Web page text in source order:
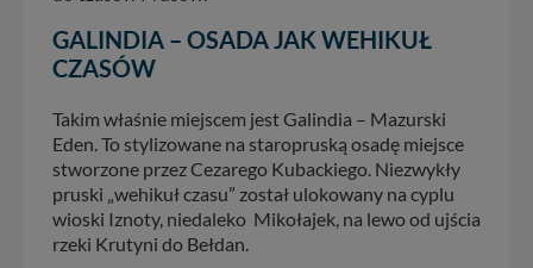
GALINDIA – OSADA JAK WEHIKUŁ
CZASÓW
Takim właśnie miejscem jest Galindia – Mazurski
Eden. To stylizowane na staropruską osadę miejsce
stworzone przez Cezarego Kubackiego. Niezwykły
pruski „wehikuł czasu” został ulokowany na cyplu
wioski Iznoty, niedaleko Mikołajek, na lewo od ujścia
rzeki Krutyni do Bełdan.